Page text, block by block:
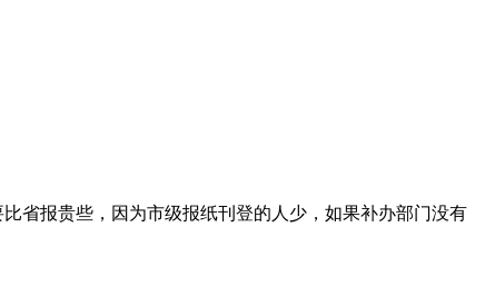
省报贵些，因为市级报纸刊登的人少，如果补办部门没有